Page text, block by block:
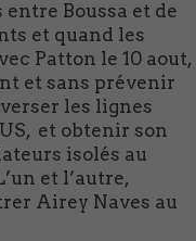
Boussa et de
et quand les
Patton le 10 aout,
et sans prévenir
les lignes
et obtenir son
isolés au
et l’autre,
Airey Naves au